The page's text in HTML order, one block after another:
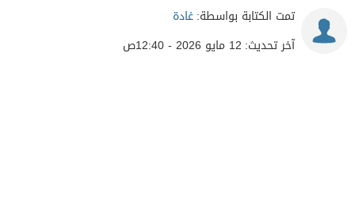
تمت الكتابة بواسطة:غادة
آخر تحديث: 12 مايو 2026 - 12:40ص